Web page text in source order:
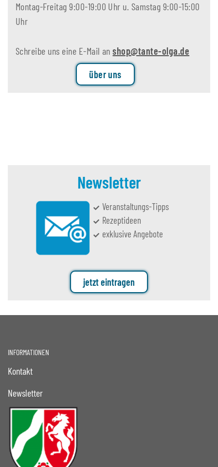
Montag-Freitag 9:00-19:00 Uhr u. Samstag 9:00-15:00
Uhr
Schreibe uns eine E-Mail anshop@tante-olga.de
über uns
Newsletter
Veranstaltungs-Tipps
Rezeptideen
exklusive Angebote
jetzt eintragen
INFORMATIONEN
Kontakt
Newsletter